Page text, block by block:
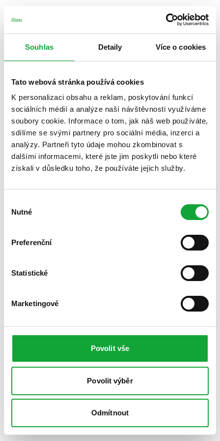
Souhlas Detaily Více o cookies
Tato webová stránka používá cookies
K personalizaci obsahu a reklam, poskytování funkcí
sociálních médií a analýze naší návštěvnosti využíváme
soubory cookie. Informace o tom, jak náš web používáte,
sdílíme se svými partnery pro sociální média, inzerci a
analýzy. Partneři tyto údaje mohou zkombinovat s
dalšími informacemi, které jste jim poskytli nebo které
získali v důsledku toho, že používáte jejich služby.
souhlasu
Nutné
Preferenční
Statistické
Marketingové
Povolit vše
Povolit výběr
Odmítnout